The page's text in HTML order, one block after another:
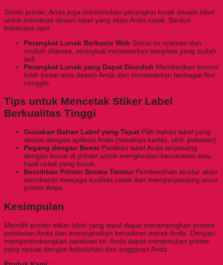
Selain printer, Anda juga memerlukan perangkat lunak desain label
untuk membuat desain label yang akan Anda cetak. Berikut
beberapa opsi:
Perangkat Lunak Berbasis Web Solusi ini nyaman dan
mudah diakses, seringkali menawarkan template yang sudah
jadi.
Perangkat Lunak yang Dapat Diunduh Memberikan kontrol
lebih besar atas desain Anda dan menawarkan berbagai fitur
canggih.
Tips untuk Mencetak Stiker Label
Berkualitas Tinggi
Gunakan Bahan Label yang Tepat Pilih bahan label yang
sesuai dengan aplikasi Anda (misalnya kertas, vinil, poliester).
Pegang dengan BenarPastikan label Anda terpasang
dengan benar di printer untuk menghindari kemacetan atau
hasil cetak yang buruk.
Bersihkan Printer Secara TeraturPembersihan teratur akan
membantu menjaga kualitas cetak dan memperpanjang umur
printer Anda.
Kesimpulan
Memilih printer stiker label yang tepat dapat merampingkan proses
pelabelan Anda dan meningkatkan kehadiran merek Anda. Dengan
mempertimbangkan panduan ini, Anda dapat menemukan printer
yang sesuai dengan kebutuhan dan anggaran Anda.